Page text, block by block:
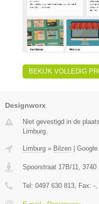
BEKIJK VOLLEDIG
Designworx
Niet gevestigd in de
Limburg.
Limburg » Bilzen
Spoorstraat 17B/11, 3740
Tel: 0497 630 813, Fax: -,